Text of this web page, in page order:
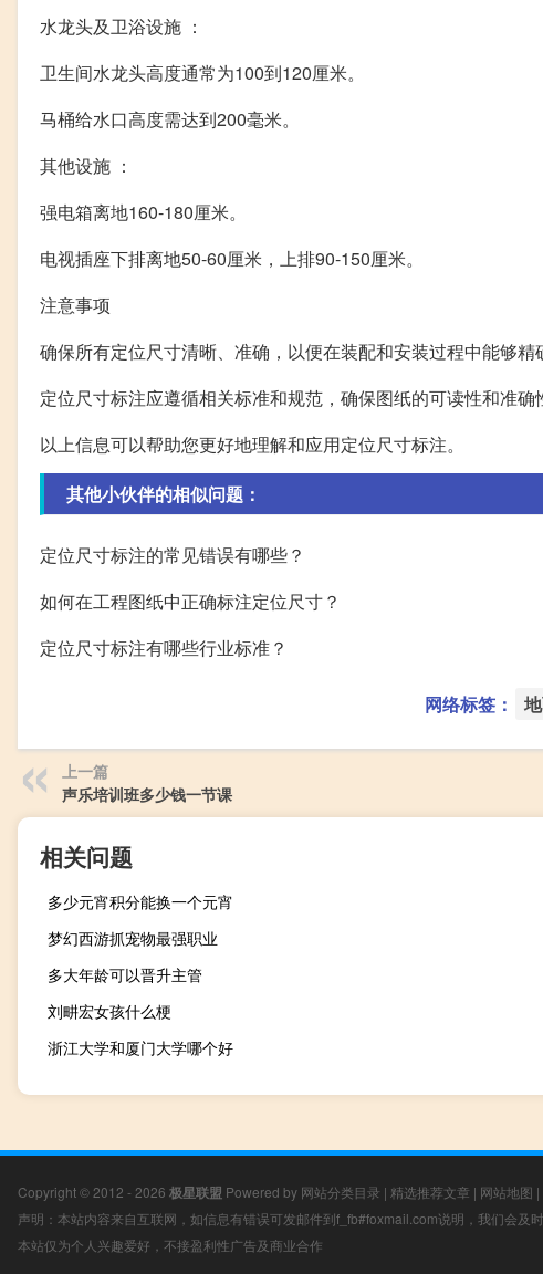
水龙头及卫浴设施 ：
卫生间水龙头高度通常为100到120厘米。
马桶给水口高度需达到200毫米。
其他设施 ：
强电箱离地160-180厘米。
电视插座下排离地50-60厘米，上排90-150厘米。
注意事项
确保所有定位尺寸清晰、准确，以便在装配和安装过程中能够精
定位尺寸标注应遵循相关标准和规范，确保图纸的可读性和准确
以上信息可以帮助您更好地理解和应用定位尺寸标注。
其他小伙伴的相似问题：
定位尺寸标注的常见错误有哪些？
如何在工程图纸中正确标注定位尺寸？
定位尺寸标注有哪些行业标准？
网络标签：
上一篇
声乐培训班多少钱一节课
相关问题
多少元宵积分能换一个元宵
梦幻西游抓宠物最强职业
多大年龄可以晋升主管
刘畊宏女孩什么梗
浙江大学和厦门大学哪个好
Copyright © 2012 - 2026 极星联盟 Powered by 网站分类目录 | 精选推荐文章 | 网站地图 |
声明：本站内容来自互联网，如信息有错误可发邮件到f_fb#foxmail.com说明，我们会及
本站仅为个人兴趣爱好，不接盈利性广告及商业合作